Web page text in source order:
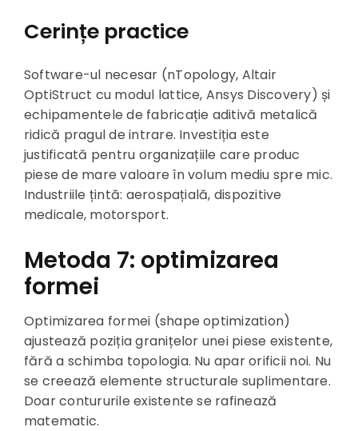
Cerințe practice
Software-ul necesar (nTopology, Altair
OptiStruct cu modul lattice, Ansys Discovery) și
echipamentele de fabricație aditivă metalică
ridică pragul de intrare. Investiția este
justificată pentru organizațiile care produc
piese de mare valoare în volum mediu spre mic.
Industriile țintă: aerospațială, dispozitive
medicale, motorsport.
Metoda 7: optimizarea
formei
Optimizarea formei (shape optimization)
ajustează poziția granițelor unei piese existente,
fără a schimba topologia. Nu apar orificii noi. Nu
se creează elemente structurale suplimentare.
Doar contururile existente se rafinează
matematic.